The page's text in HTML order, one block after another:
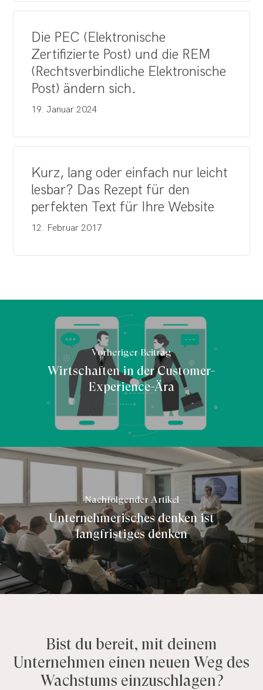
Die PEC (Elektronische
Zertifizierte Post) und die REM
(Rechtsverbindliche Elektronische
Post) ändern sich.
19. Januar 2024
Kurz, lang oder einfach nur leicht
lesbar? Das Rezept für den
perfekten Text für Ihre Website
12. Februar 2017
Vorheriger Beitrag
Wirtschaften in der Customer-
Experience-Ära
Nachfolgender Artikel
Unternehmerisches denken ist
langfristiges denken
Bist du bereit, mit deinem
Unternehmen einen neuen Weg des
Wachstums einzuschlagen?